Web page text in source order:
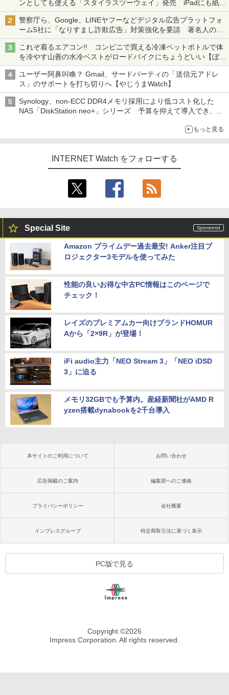
ンとしても使える「スタイラスツーウェイ」発売 iPadにも紙に
も、持ち替えずに書き込める
警察庁ら、Google、LINEヤフーなどデジタル広告プラットフォ
ーム5社に「なりすまし詐欺広告」対策強化を要請 著名人の写
真や映像を使った投資詐欺などへの対策として
これぞ着るエアコン!! コンビニで買える冷凍ペットボトルで体
を冷やす山善の水冷ベストがロードバイクにちょうどいい【ぼっ
ち・ざ・ろーど！その14】【空いた時間でなにしてる？】
ユーザー阿鼻叫喚？ Gmail、サードパーティの「送信元アドレ
ス」のサポートを打ち切りへ【やじうまWatch】
Synology、non-ECC DDR4メモリ採用により低コスト化した
NAS「DiskStation neo+」シリーズ 予算を抑えて導入でき、
もっと見る
INTERNET Watch をフォローする
Special Site
Amazon プライムデー過去最安! Anker注目プ
ロジェクター3モデルを使ってみた
性能の良いお得な中古PC情報はこのページで
チェック！
レイズのプレミアムカー向けブランドHOMUR
Aから「2×9R」が登場！
iFi audio主力「NEO Stream 3」「NEO iDSD
3」に迫る
メモリ32GBでも予算内。産経新聞社がAMD R
yzen搭載dynabookを2千台導入
本サイトのご利用について お問い合わせ
広告掲載のご案内 編集部へのご連絡
プライバシーポリシー 会社概要
インプレスグループ 特定商取引法に基づく表示
PC版で見る
Copyright ©2026
Impress Corporation. All rights reserved.